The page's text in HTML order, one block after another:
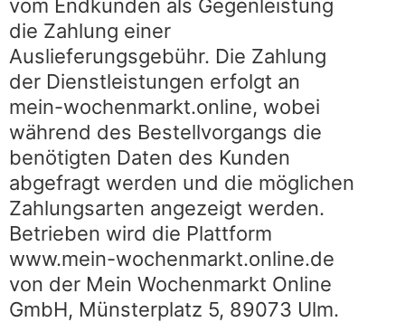
vom Endkunden als Gegenleistung
die Zahlung einer
Auslieferungsgebühr. Die Zahlung
der Dienstleistungen erfolgt an
mein-wochenmarkt.online, wobei
während des Bestellvorgangs die
benötigten Daten des Kunden
abgefragt werden und die möglichen
Zahlungsarten angezeigt werden.
Betrieben wird die Plattform
www.mein-wochenmarkt.online.de
von der Mein Wochenmarkt Online
GmbH, Münsterplatz 5, 89073 Ulm.